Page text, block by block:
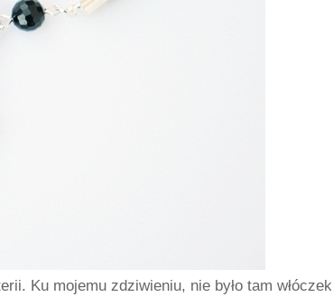
Ku mojemu zdziwieniu, nie było tam włóczek